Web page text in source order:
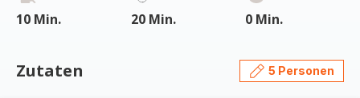
10 Min. 20 Min. 0 Min.
Zutaten 5 Personen